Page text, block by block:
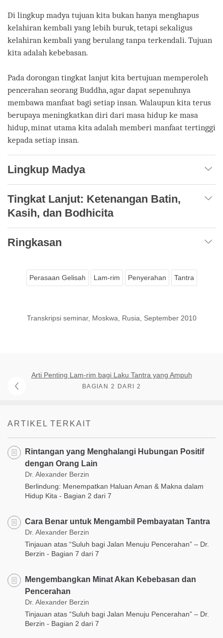
Di lingkup madya tujuan kita bukan hanya menghapus
kelahiran kembali yang lebih buruk, tetapi sekaligus
kelahiran kembali yang berulang tanpa terkendali. Tujuan
kita adalah kebebasan.
Pada dorongan tingkat lanjut kita bertujuan memperoleh
pencerahan seorang Buddha, agar dapat sepenuhnya
membawa manfaat bagi setiap insan. Walaupun kita terus
berupaya meningkatkan diri dari masa hidup ke masa
hidup, minat utama kita adalah memberi manfaat tertinggi
kepada setiap insan.
Lingkup Madya
Tingkat Lanjut: Ketenangan Batin,
Kasih, dan Bodhicita
Ringkasan
Perasaan Gelisah Lam-rim Penyerahan Tantra
Transkripsi seminar, Moskwa, Rusia, September 2010
Arti Penting Lam-rim bagi Laku Tantra yang Ampuh
BAGIAN 2 DARI 2
ARTIKEL TERKAIT
Rintangan yang Menghalangi Hubungan Positif
dengan Orang Lain
Dr. Alexander Berzin
Berlindung: Menempatkan Haluan Aman & Makna dalam
Hidup Kita - Bagian 2 dari 7
Cara Benar untuk Mengambil Pembayatan Tantra
Dr. Alexander Berzin
Tinjauan atas “Suluh bagi Jalan Menuju Pencerahan” – Dr.
Berzin - Bagian 7 dari 7
Mengembangkan Minat Akan Kebebasan dan
Pencerahan
Dr. Alexander Berzin
Tinjauan atas “Suluh bagi Jalan Menuju Pencerahan” – Dr.
Berzin - Bagian 2 dari 7